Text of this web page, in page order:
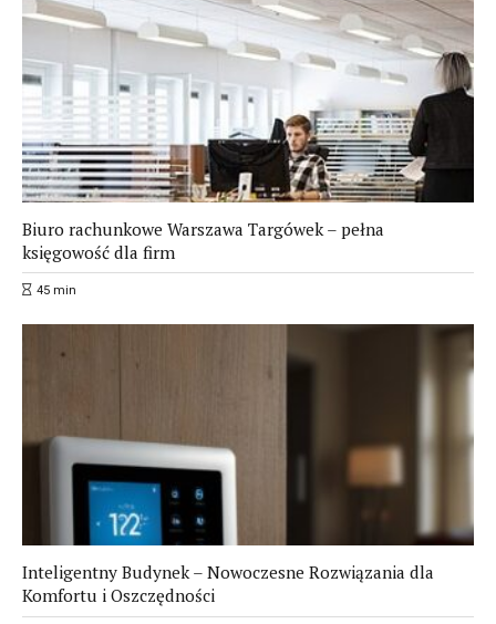
Biuro rachunkowe Warszawa Targówek – pełna
księgowość dla firm
45 min
Inteligentny Budynek – Nowoczesne Rozwiązania dla
Komfortu i Oszczędności